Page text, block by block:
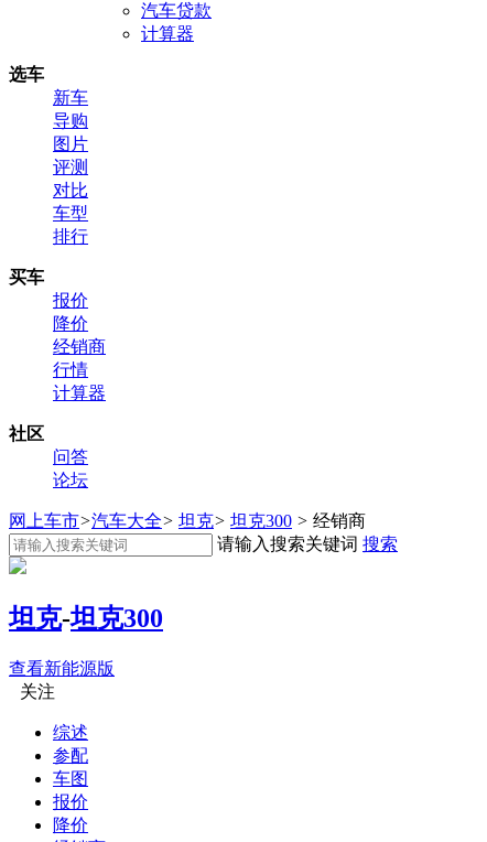
汽车贷款
计算器
选车
新车
导购
图片
评测
对比
车型
排行
买车
报价
降价
经销商
行情
计算器
社区
问答
论坛
网上车市>汽车大全> 坦克> 坦克300 > 经销商
请输入搜索关键词 搜索
坦克-坦克300
查看新能源版
关注
综述
参配
车图
报价
降价